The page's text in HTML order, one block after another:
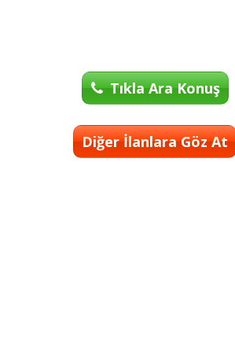
Tıkla Ara Konuş
Diğer İlanlara Göz At